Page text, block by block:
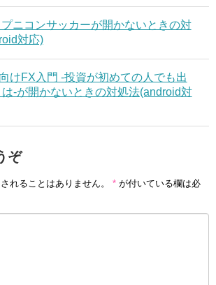
プニコンサッカーが開かないときの対
対応)
けFX入門 -投資が初めての人でも出
-が開かないときの対処法(android対
ぞ
れることはありません。 * が付いている欄は必